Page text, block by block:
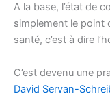
A la base, l’état de
simplement le point
santé, c’est à dire
C’est devenu une
David Servan-